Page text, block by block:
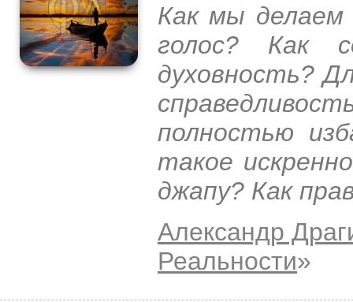
Как мы делаем
голос? Как
духовность?
полностью
такое
джапу? Как
Александр
Реальности»